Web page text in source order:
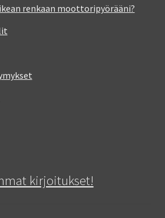
renkaan moottoripyörääni?
kirjoitukset!